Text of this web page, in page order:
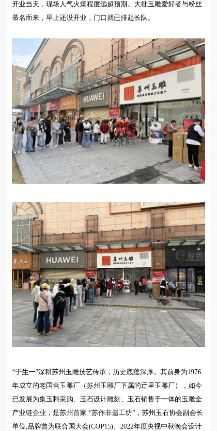
开业当天，现场人气火爆程度远超预期。大批玉雕爱好者与粉丝
慕名而来，早上还没开业，门口就已排起长队。
“于生一”深耕苏州玉雕技艺传承，历史底蕴深厚。其前身为1976
年成立的老国营玉雕厂（苏州玉雕厂下属的迂里玉雕厂），如今
已发展为集玉料采购、玉石设计雕刻、玉石销售于一体的玉雕全
产业链企业，是苏州首家 “苏作非遗工坊”，苏州玉石协会副会长
单位,品牌曾为联合国大会(COP15)、2022年度央视中秋晚会设计